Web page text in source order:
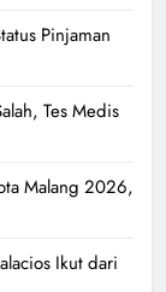
Pinjaman
Tes Medis
Malang 2026,
Ikut dari